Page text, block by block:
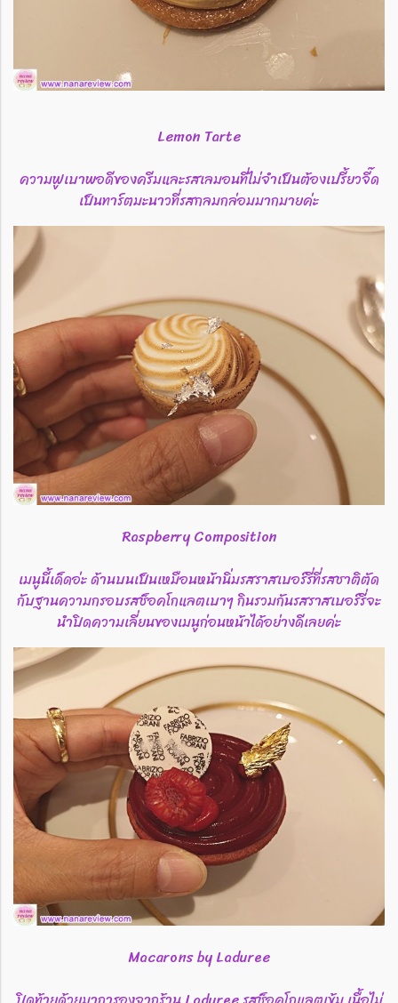
Lemon Tarte
ความฟูเบาพอดีของครีมและรสเลมอนที่ไม่จำเป็นต้องเปรี้ยวจี๊ด
เป็นทาร์ตมะนาวที่รสกลมกล่อมมากมายค่ะ
Raspberry Composition
เมนูนี้เด็ดอ่ะ ด้านบนเป็นเหมือนหน้านิ่มรสราสเบอร์รี่ที่รสชาติตัด
กับฐานความกรอบรสช็อคโกแลตเบาๆ กินรวมกันรสราสเบอร์รี่จะ
นำปิดความเลี่ยนของเมนูก่อนหน้าได้อย่างดีเลยค่ะ
Macarons by Laduree